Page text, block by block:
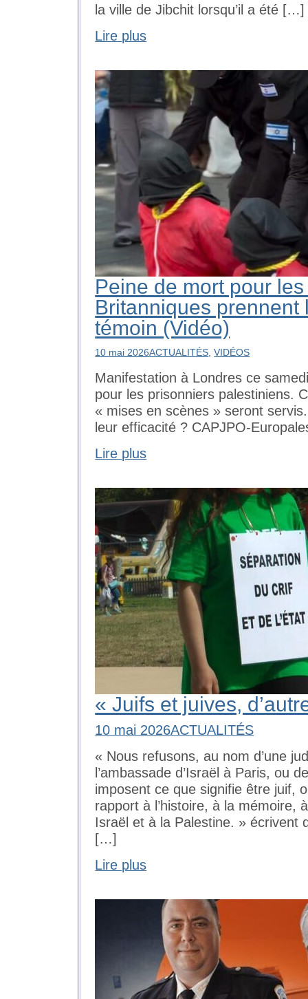
la ville de Jibchit lorsqu’il a été […]
Lire plus
Peine de mort pour
Britanniques prennent
témoin (Vidéo)
10 mai 2026ACTUALITÉS,VIDÉOS
Manifestation à Londres ce
pour les prisonniers palestiniens.
« mises en scènes » seront
leur efficacité ? CAPJPO-
Lire plus
« Juifs et juives,
10 mai 2026ACTUALITÉS
« Nous refusons, au nom d’une
l’ambassade d’Israël à Paris, ou
imposent ce que signifie être juif,
rapport à l’histoire, à la mémoire,
Israël et à la Palestine. » écrivent
[…]
Lire plus